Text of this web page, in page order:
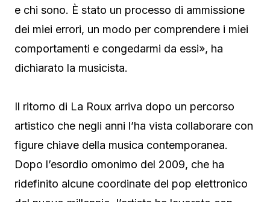
e chi sono. È stato un processo di ammissione
dei miei errori, un modo per comprendere i miei
comportamenti e congedarmi da essi», ha
dichiarato la musicista.
Il ritorno di La Roux arriva dopo un percorso
artistico che negli anni l’ha vista collaborare con
figure chiave della musica contemporanea.
Dopo l’esordio omonimo del 2009, che ha
ridefinito alcune coordinate del pop elettronico